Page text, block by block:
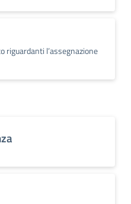
riguardanti l’assegnazione